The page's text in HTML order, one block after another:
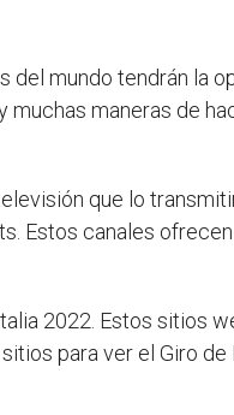
mundo tendrán la
maneras de
que lo
Estos canales
2022. Estos sitios
para ver el Giro